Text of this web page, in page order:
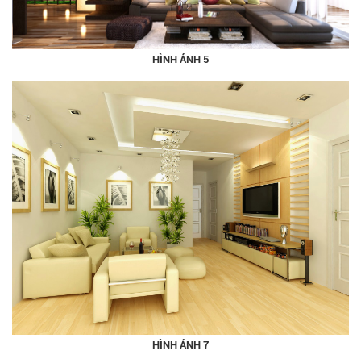
HÌNH ẢNH 5
HÌNH ẢNH 7